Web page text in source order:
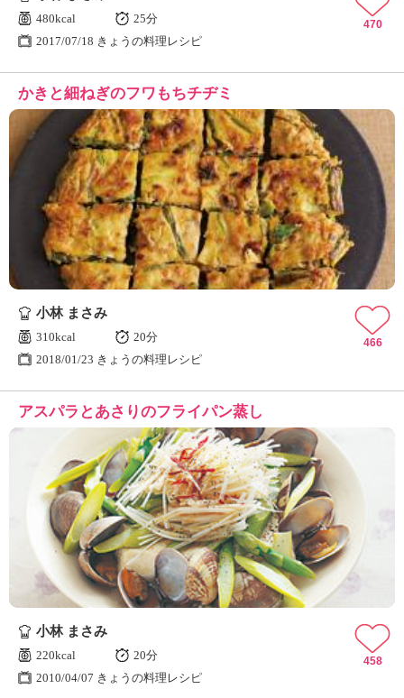
480kcal
25分
2017/07/18 きょうの料理レシピ
470
かきと細ねぎのフワもちチヂミ
小林 まさみ
310kcal
20分
2018/01/23 きょうの料理レシピ
466
アスパラとあさりのフライパン蒸し
小林 まさみ
220kcal
20分
2010/04/07 きょうの料理レシピ
458